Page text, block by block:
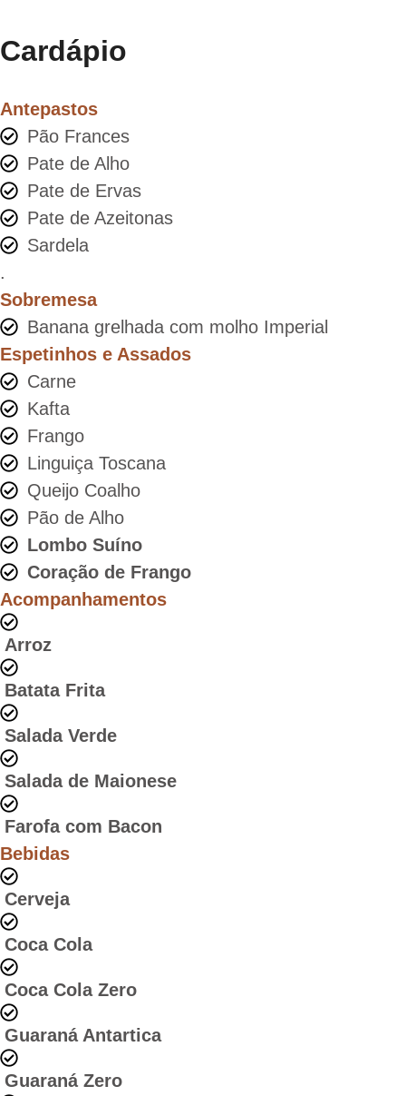
Cardápio
Antepastos
Pão Frances
Pate de Alho
Pate de Ervas
Pate de Azeitonas
Sardela
.
Sobremesa
Banana grelhada com molho Imperial
Espetinhos e Assados
Carne
Kafta
Frango
Linguiça Toscana
Queijo Coalho
Pão de Alho
Lombo Suíno
Coração de Frango
Acompanhamentos
Arroz
Batata Frita
Salada Verde
Salada de Maionese
Farofa com Bacon
Bebidas
Cerveja
Coca Cola
Coca Cola Zero
Guaraná Antartica
Guaraná Zero